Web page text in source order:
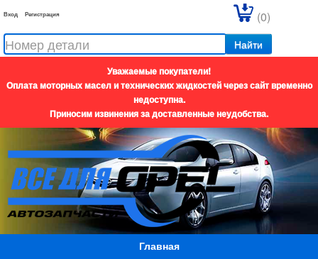
Вход Регистрация
Найти
(0)
Уважаемые покупатели!
Оплата моторных масел и технических жидкостей через сайт временно
недоступна.
Приносим извинения за доставленные неудобства.
Главная